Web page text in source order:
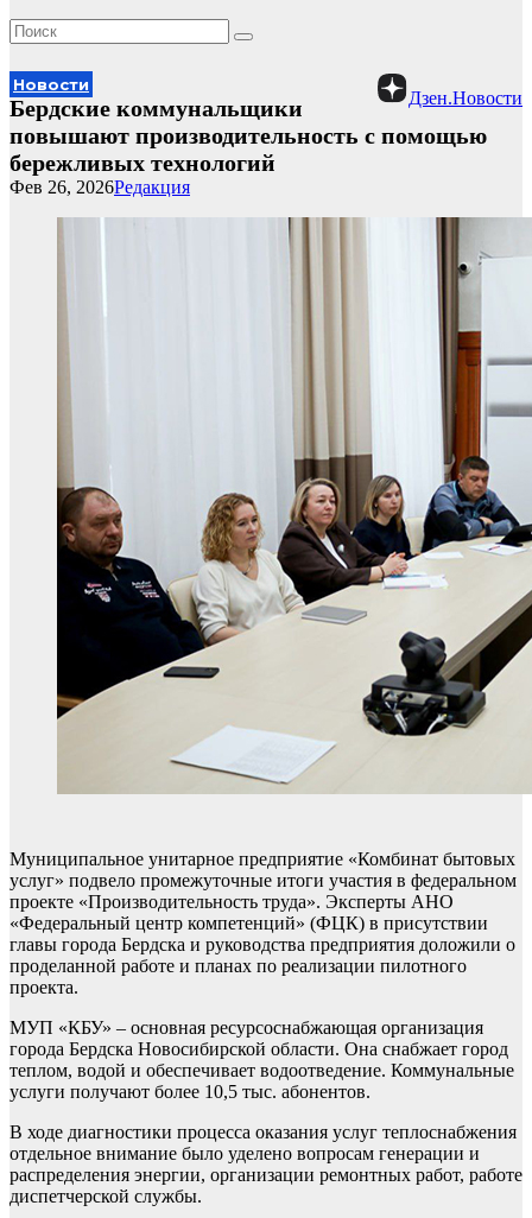
Дзен.Новости
Новости
Бердские коммунальщики
повышают производительность с помощью
бережливых технологий
Редакция
Фев 26, 2026
Муниципальное унитарное предприятие «Комбинат бытовых
услуг» подвело промежуточные итоги участия в федеральном
проекте «Производительность труда». Эксперты АНО
«Федеральный центр компетенций» (ФЦК) в присутствии
главы города Бердска и руководства предприятия доложили о
проделанной работе и планах по реализации пилотного
проекта.
МУП «КБУ» – основная ресурсоснабжающая организация
города Бердска Новосибирской области. Она снабжает город
теплом, водой и обеспечивает водоотведение. Коммунальные
услуги получают более 10,5 тыс. абонентов.
В ходе диагностики процесса оказания услуг теплоснабжения
отдельное внимание было уделено вопросам генерации и
распределения энергии, организации ремонтных работ, работе
диспетчерской службы.